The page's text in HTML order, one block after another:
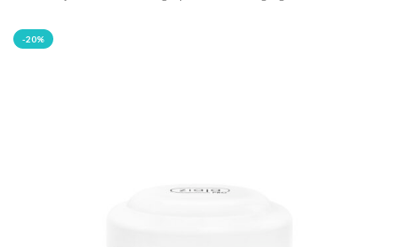
-20%